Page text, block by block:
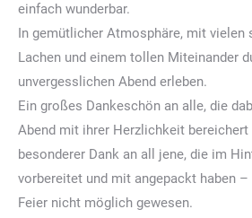
einfach wunderbar.
In gemütlicher Atmosphäre, mit vielen
Lachen und einem tollen Miteinander
unvergesslichen Abend erleben.
Ein großes Dankeschön an alle, die
Abend mit ihrer Herzlichkeit bereichert
besonderer Dank an all jene, die im
vorbereitet und mit angepackt haben
Feier nicht möglich gewesen.